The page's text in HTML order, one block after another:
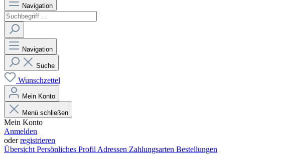
Navigation
Navigation
Suche
Wunschzettel
Mein Konto
Menü schließen
Mein Konto
Anmelden
oderregistrieren
Übersicht Persönliches Profil Adressen Zahlungsarten Bestellungen